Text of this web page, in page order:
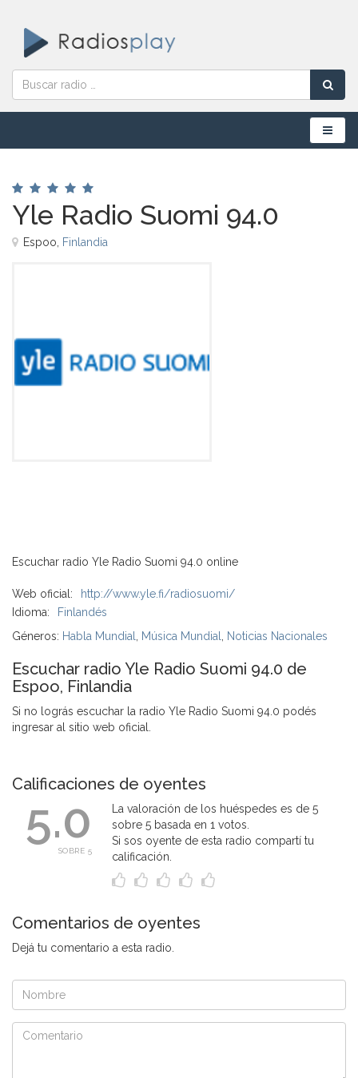
Menú
Yle Radio Suomi 94.0
Espoo, Finlandia
Escuchar radio Yle Radio Suomi 94.0 online
Web oficial:
http://www.yle.fi/radiosuomi/
Idioma:
Finlandés
Géneros: Habla Mundial Música Mundial Noticias Nacionales
Escuchar radio Yle Radio Suomi 94.0 de
Espoo, Finlandia
Si no lográs escuchar la radio Yle Radio Suomi 94.0 podés
ingresar al sitio web oficial.
Calificaciones de oyentes
5.0
SOBRE 5
La valoración de los huéspedes es de 5
sobre 5 basada en 1 votos.
Si sos oyente de esta radio compartí tu
calificación.
Comentarios de oyentes
Dejá tu comentario a esta radio.